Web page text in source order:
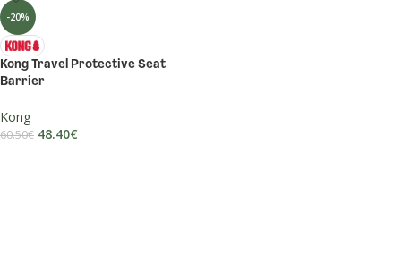
-20%
Kong Travel Protective Seat
Barrier
Kong
60.50€ 48.40€